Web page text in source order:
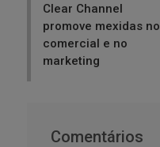
Clear Channel
promove mexidas no
comercial e no
marketing
Comentários